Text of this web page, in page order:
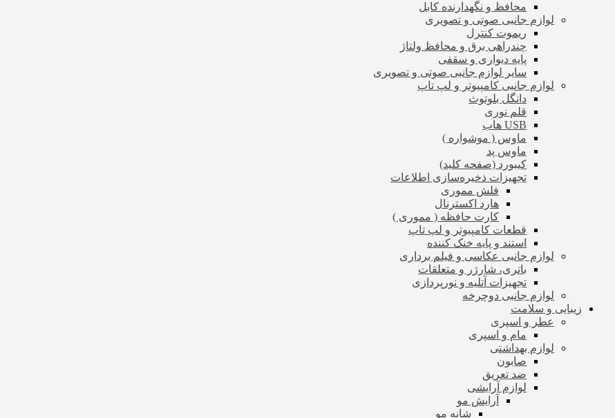
محافظ و نگهدارنده کابل
لوازم جانبی صوتی و تصویری
ریموت کنترل
چندراهی برق و محافظ ولتاژ
پایه دیواری و سقفی
سایر لوازم جانبی صوتی و تصویری
لوازم جانبی کامپیوتر و لپ تاپ
دانگل بلوتوث
قلم نوری
USB هاب
ماوس ( موشواره )
ماوس پد
کیبورد (صفحه کلید)
تجهیزات ذخیره‌سازی اطلاعات
فلش مموری
هارد اکسترنال
کارت حافظه ( مموری )
قطعات کامپیوتر و لپ تاپ
استند و پایه خنک کننده
لوازم جانبی عکاسی و فیلم برداری
باتری، شارژر و متعلقات
تجهیزات آتلیه و نورپردازی
لوازم جانبی دوچرخه
زیبایی و سلامت
عطر و اسپری
مام و اسپری
لوازم بهداشتی
صابون
ضد تعریق
لوازم آرایشی
آرایش مو
شانه مو